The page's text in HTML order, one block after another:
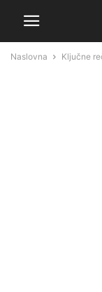
Naslovna Ključne